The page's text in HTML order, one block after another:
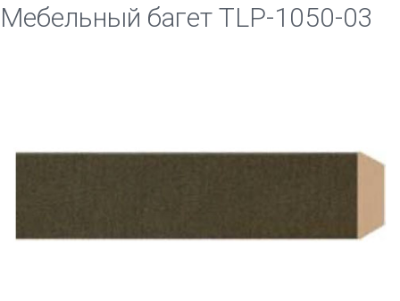
Мебельный багет TLP-1050-03